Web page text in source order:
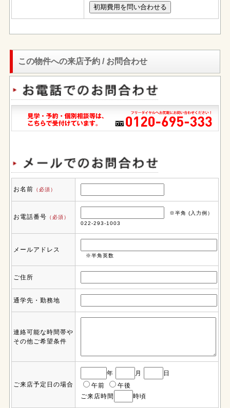
この物件への来店予約 / お問合わせ
お名前 （必須）
お電話番号 （必須）
※半角 (入力例）
022-293-1003
メールアドレス
※半角英数
ご住所
通学先・勤務地
連絡可能な時間帯や
その他ご希望条件
ご来店予定日の場合
年 月
日
午前
午後
ご来店時間
時頃